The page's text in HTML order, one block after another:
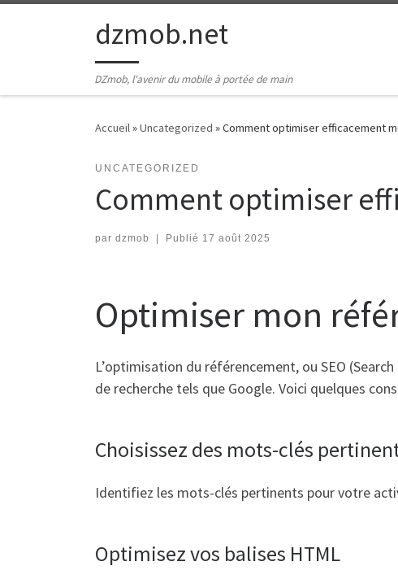
Passer au contenudzmob.net
DZmob, l'avenir du mobile à portée de main
Accueil»Uncategorized »Comment optimiser efficacement
UNCATEGORIZED
Comment optimiser
par dzmob Publié 17 août 2025
Optimiser mon
L’optimisation du référencement, ou SEO
de recherche tels que Google. Voici quelques
Choisissez des mots-clés
Identifiez les mots-clés pertinents pour votre
Optimisez vos balises HTML